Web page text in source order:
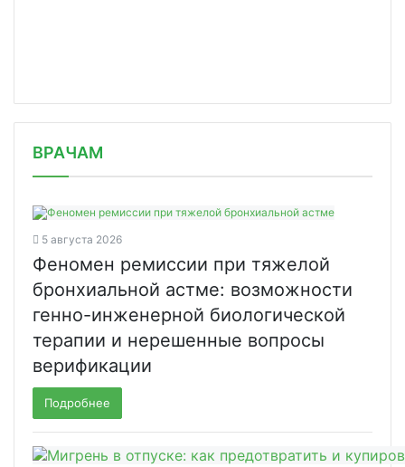
ВРАЧАМ
5 августа 2026
Феномен ремиссии при тяжелой
бронхиальной астме: возможности
генно-инженерной биологической
терапии и нерешенные вопросы
верификации
Подробнее